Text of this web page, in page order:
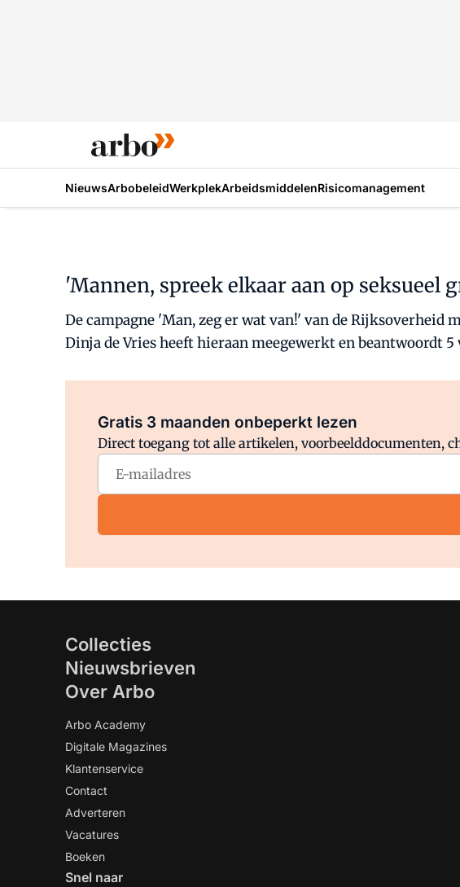
NieuwsArbobeleidWerkplekArbeidsmiddelenRisicomanagement
'Mannen, spreek elkaar aan op seksueel
De campagne 'Man, zeg er wat van!' van de Rijksoverheid
Dinja de Vries heeft hieraan meegewerkt en beantwoordt
Gratis 3 maanden onbeperkt lezen
Direct toegang tot alle artikelen, voorbeelddocumenten,
Collecties
Nieuwsbrieven
Over Arbo
Arbo Academy
Digitale Magazines
Klantenservice
Contact
Adverteren
Vacatures
Boeken
Snel naar